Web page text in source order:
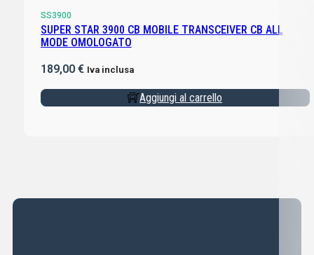
SS3900
SUPER STAR 3900 CB MOBILE TRANSCEIVER CB ALL
MODE OMOLOGATO
189,00 € Iva inclusa
Aggiungi al carrello